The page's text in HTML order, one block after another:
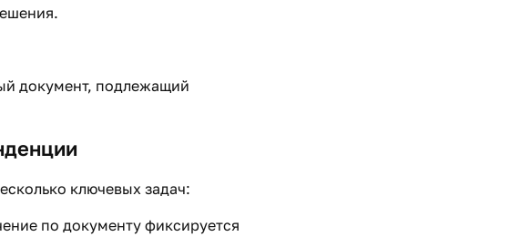
документ, подлежащий
ключевых задач:
по документу фиксируется